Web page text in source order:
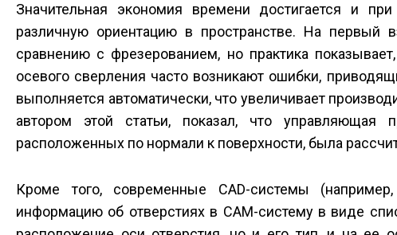
Значительная экономия времени достигается и
различную ориентацию в пространстве. На первый
сравнению с фрезерованием, но практика
осевого сверления часто возникают ошибки,
выполняется автоматически, что увеличивает
автором этой статьи, показал, что
расположенных по нормали к поверхности, была
Кроме того, современные CAD-системы
информацию об отверстиях в CAM-систему в виде